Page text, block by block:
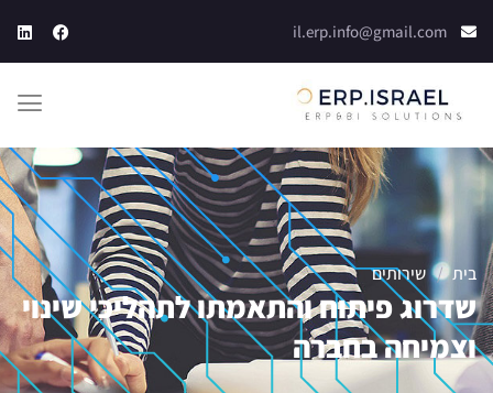
il.erp.info@gmail.com
בית / שירותים
שדרוג פיתוח והתאמתו לתהליכי שינוי
וצמיחה בחברה